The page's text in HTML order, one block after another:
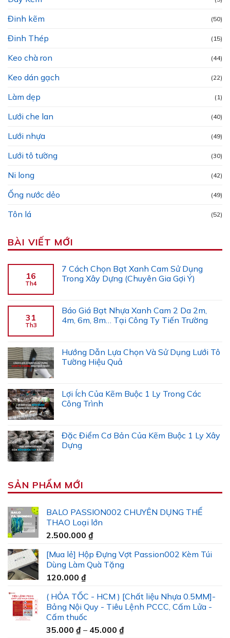
Đinh kẽm (50)
Đinh Thép (15)
Keo chà ron (44)
Keo dán gạch (22)
Làm dẹp (1)
Lưới che lan (40)
Lưới nhựa (49)
Lưới tô tường (30)
Ni long (42)
Ống nước dẻo (49)
Tôn lá (52)
BÀI VIẾT MỚI
16
Th4
7 Cách Chọn Bạt Xanh Cam Sử Dụng
Trong Xây Dựng (Chuyên Gia Gợi Ý)
31
Th3
Báo Giá Bạt Nhựa Xanh Cam 2 Da 2m,
4m, 6m, 8m… Tại Công Ty Tiến Trường
Hướng Dẫn Lựa Chọn Và Sử Dụng Lưới Tô
Tường Hiệu Quả
Lợi Ích Của Kẽm Buộc 1 Ly Trong Các
Công Trình
Đặc Điểm Cơ Bản Của Kẽm Buộc 1 Ly Xây
Dựng
SẢN PHẨM MỚI
BALO PASSION002 CHUYÊN DỤNG THỂ
THAO Loại lớn
2.500.000 ₫
[Mua lẻ] Hộp Đựng Vợt Passion002 Kèm Túi
Dùng Làm Quà Tặng
120.000 ₫
( HỎA TỐC - HCM ) [Chất liệu Nhựa 0.5MM]-
Bảng Nội Quy - Tiêu Lệnh PCCC, Cấm Lửa -
Cấm thuốc
35.000 ₫ – 45.000 ₫Khoảng